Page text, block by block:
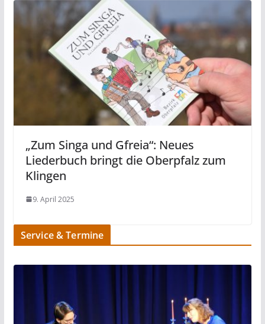
„Zum Singa und Gfreia“: Neues
Liederbuch bringt die Oberpfalz zum
Klingen
9. April 2025
Service & Termine